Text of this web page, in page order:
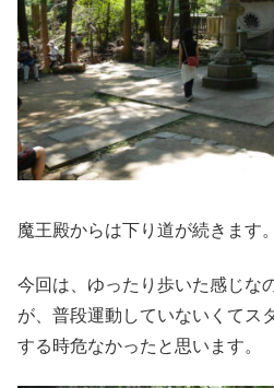
魔王殿からは下り道が続きます。
今回は、ゆったり歩いた感じな
が、普段運動していないくてス
する時危なかったと思います。